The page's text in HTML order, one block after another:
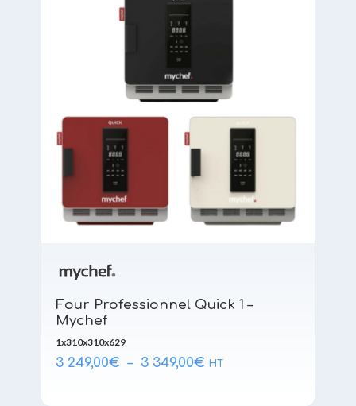
Four Professionnel Quick 1 –
Mychef
1x310x310x629
3 249,00€ – 3 349,00€ Plage
HT